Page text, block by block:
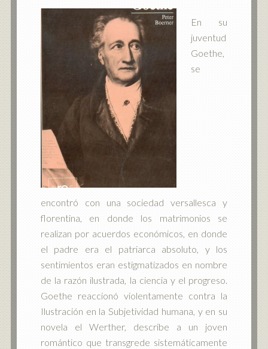
En su
juventud
Goethe,
se
encontró con una sociedad versallesca y
florentina, en donde los matrimonios se
realizan por acuerdos económicos, en donde
el padre era el patriarca absoluto, y los
sentimientos eran estigmatizados en nombre
de la razón ilustrada, la ciencia y el progreso.
Goethe reaccionó violentamente contra la
Ilustración en la Subjetividad humana, y en su
novela el Werther, describe a un joven
romántico que transgrede sistemáticamente